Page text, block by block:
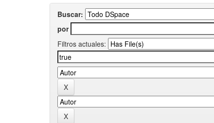
Buscar:
por
Filtros actuales: